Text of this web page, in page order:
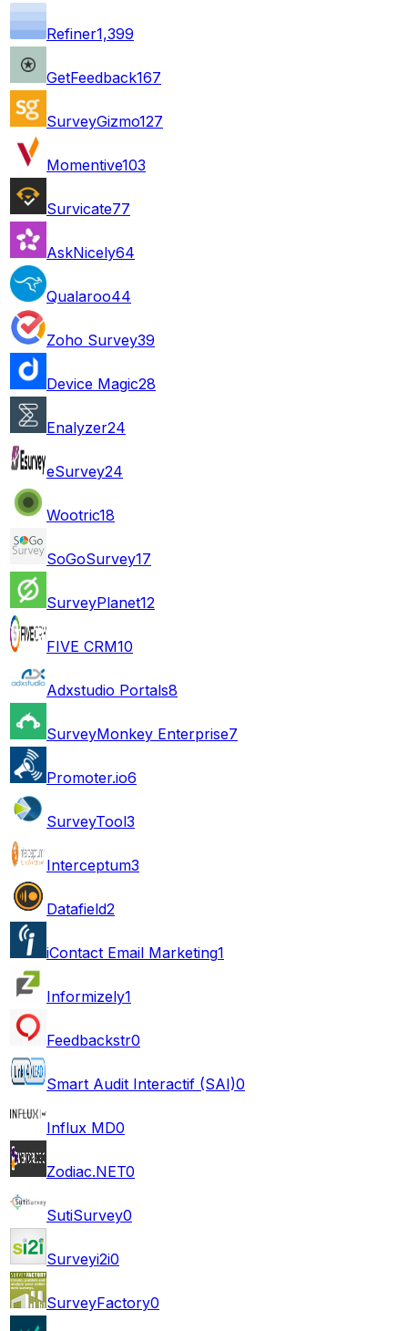
Refiner1,399
GetFeedback167
SurveyGizmo127
Momentive103
Survicate77
AskNicely64
Qualaroo44
Zoho Survey39
Device Magic28
Enalyzer24
eSurvey24
Wootric18
SoGoSurvey17
SurveyPlanet12
FIVE CRM10
Adxstudio Portals8
SurveyMonkey Enterprise7
Promoter.io6
SurveyTool3
Interceptum3
Datafield2
iContact Email Marketing1
Informizely1
Feedbackstr0
Smart Audit Interactif (SAI)0
Influx MD0
Zodiac.NET0
SutiSurvey0
Surveyi2i0
SurveyFactory0